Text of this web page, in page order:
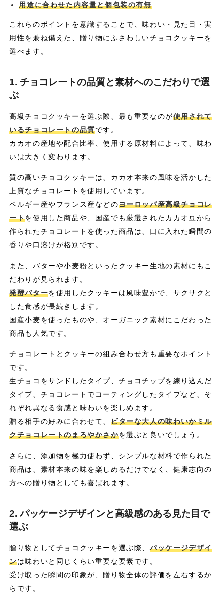
用途に合わせた内容量と個包装の有無
これらのポイントを意識することで、味わい・見た目・実
用性を兼ね備えた、贈り物にふさわしいチョコクッキーを
選べます。
1. チョコレートの品質と素材へのこだわりで選
ぶ
高級チョコクッキーを選ぶ際、最も重要なのが使用されて
いるチョコレートの品質です。
カカオの産地や配合比率、使用する原材料によって、味わ
いは大きく変わります。
質の高いチョコクッキーは、カカオ本来の風味を活かした
上質なチョコレートを使用しています。
ベルギー産やフランス産などのヨーロッパ産高級チョコレ
ートを使用した商品や、国産でも厳選されたカカオ豆から
作られたチョコレートを使った商品は、口に入れた瞬間の
香りや口溶けが格別です。
また、バターや小麦粉といったクッキー生地の素材にもこ
だわりが見られます。
発酵バターを使用したクッキーは風味豊かで、サクサクと
した食感が長続きします。
国産小麦を使ったものや、オーガニック素材にこだわった
商品も人気です。
チョコレートとクッキーの組み合わせ方も重要なポイント
です。
生チョコをサンドしたタイプ、チョコチップを練り込んだ
タイプ、チョコレートでコーティングしたタイプなど、そ
れぞれ異なる食感と味わいを楽しめます。
贈る相手の好みに合わせて、 ビターな大人の味わいかミル
クチョコレートのまろやかさかを選ぶと良いでしょう。
さらに、添加物を極力使わず、シンプルな材料で作られた
商品は、素材本来の味を楽しめるだけでなく、健康志向の
方への贈り物としても喜ばれます。
2. パッケージデザインと高級感のある見た目で
選ぶ
贈り物としてチョコクッキーを選ぶ際、 パッケージデザイ
ンは味わいと同じくらい重要な要素です。
受け取った瞬間の印象が、贈り物全体の評価を左右するか
らです。